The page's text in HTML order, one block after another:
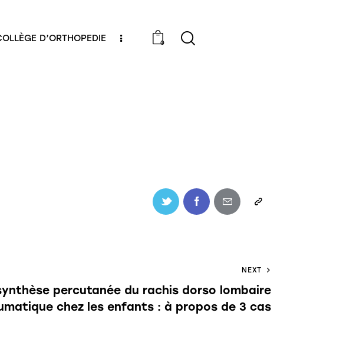
D’ORTHOPEDIE 0
NEXT
percutanée du rachis dorso lombaire
chez les enfants : à propos de 3 cas